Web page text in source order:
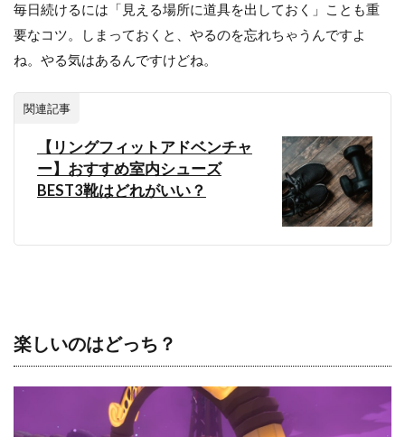
毎日続けるには「見える場所に道具を出しておく」ことも重
要なコツ。しまっておくと、やるのを忘れちゃうんですよ
ね。やる気はあるんですけどね。
関連記事
【リングフィットアドベンチャ
ー】おすすめ室内シューズ
BEST3靴はどれがいい？
楽しいのはどっち？